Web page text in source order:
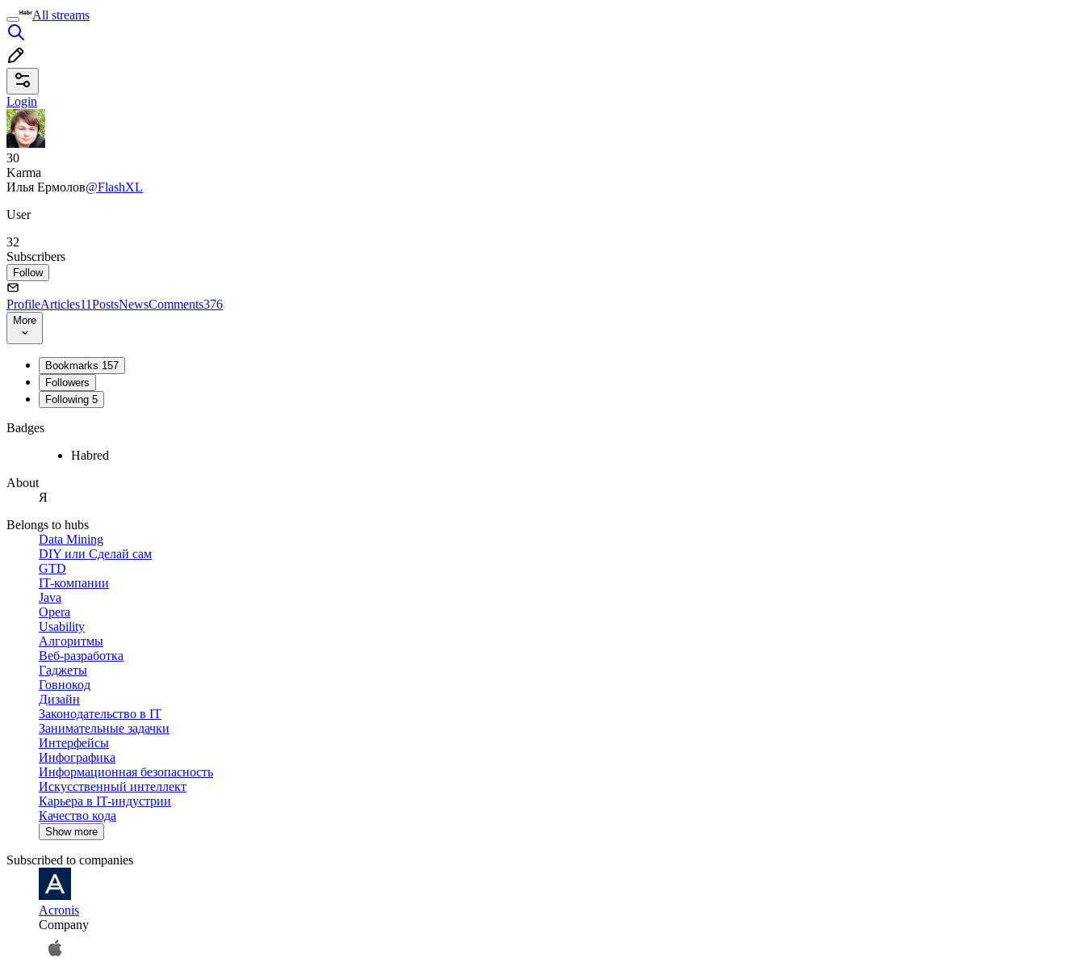
All streams
Login
30
Karma
Илья Ермолов@FlashXL
User
32
Subscribers
Follow
ProfileArticles11PostsNewsComments376
More
Bookmarks 157
Followers
Following 5
Badges
Habred
About
Я
Belongs to hubs
Data Mining
DIY или Сделай сам
GTD
IT-компании
Java
Opera
Usability
Алгоритмы
Веб-разработка
Гаджеты
Говнокод
Дизайн
Законодательство в IT
Занимательные задачки
Интерфейсы
Инфографика
Информационная безопасность
Искусственный интеллект
Карьера в IT-индустрии
Качество кода
Show more
Subscribed to companies
Acronis
Company